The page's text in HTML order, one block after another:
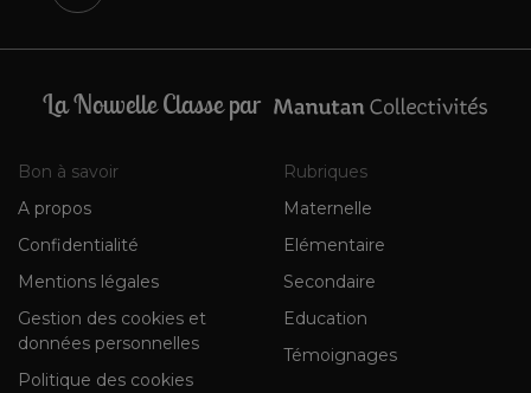
La Nouvelle Classe par
Bon à savoir
A propos
Confidentialité
Mentions légales
Gestion des cookies et
données personnelles
Politique des cookies
Rubriques
Maternelle
Elémentaire
Secondaire
Education
Témoignages